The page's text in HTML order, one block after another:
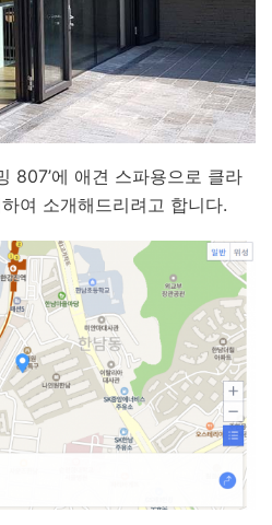
807’에 애견 스파용으로 클라
여 소개해드리려고 합니다.